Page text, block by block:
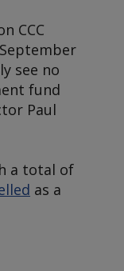
CCC
see no
fund
Paul
a total of
as a